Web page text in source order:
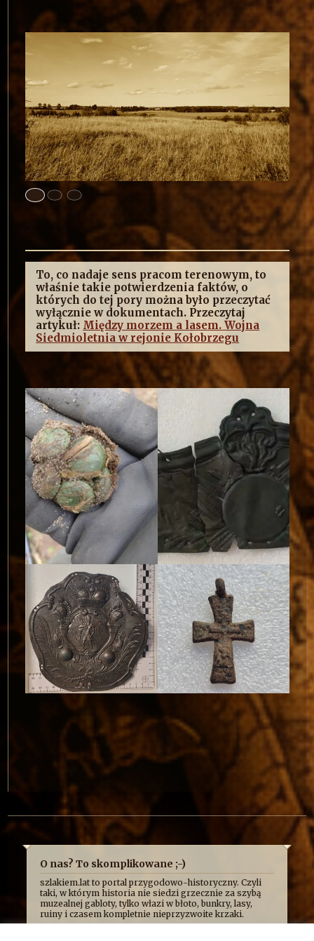
To, co nadaje sens pracom terenowym, to
właśnie takie potwierdzenia faktów, o
których do tej pory można było przeczytać
wyłącznie w dokumentach. Przeczytaj
artykuł: Między morzem a lasem. Wojna
Siedmioletnia w rejonie Kołobrzegu
O nas? To skomplikowane ;-)
szlakiem.lat to portal przygodowo-historyczny. Czyli
taki, w którym historia nie siedzi grzecznie za szybą
muzealnej gabloty, tylko włazi w błoto, bunkry, lasy,
ruiny i czasem kompletnie nieprzyzwoite krzaki.